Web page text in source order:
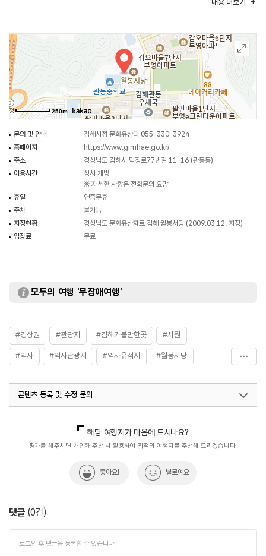
납도리집이다. 넓은 방과 높은 천장 등이 근대 한옥의 특징을 잘 보여준다.
편지, 연보, 문집, 강록, 유기 등 891점의 자료가 소장되어 있다.
내용 더보기
250m
문의 및 안내
김해시청 문화유산과 055-330-3924
홈페이지
https://www.gimhae.go.kr/
주소
경상남도 김해시 덕정로77번길 11-16 (관동동)
이용시간
상시 개방
※ 자세한 사항은 전화문의 요망
휴일
연중무휴
주차
불가능
지정현황
경상남도 문화유산자료 김해 월봉서당 (2009.03.12. 지정)
입장료
무료
모두의 여행 '무장애여행'
#경상권 #관광지 #김해가볼만한곳 #서원
#역사 #역사관광지 #역사유적지 #월봉서당
콘텐츠 등록 및 수정 문의
해당 여행지가 마음에 드시나요?
평가를 해주시면 개인화 추천 시 활용하여 최적의 여행지를 추천해 드리겠습니다.
좋아요! 별로예요
댓글 (0건)